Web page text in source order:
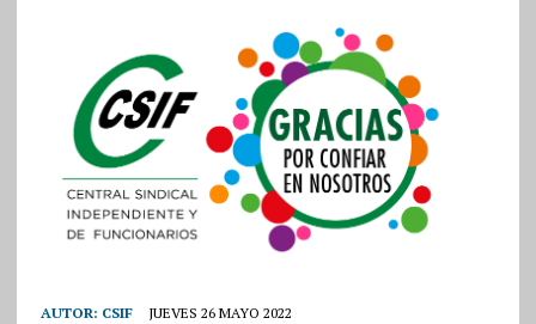
AUTOR: CSIF JUEVES 26 MAYO 2022